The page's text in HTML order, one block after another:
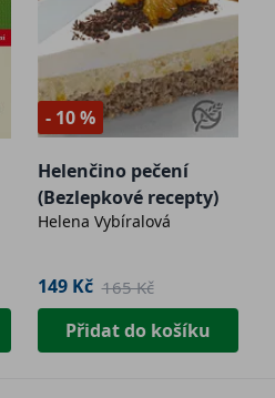
- 10 %
Helenčino pečení
(Bezlepkové recepty)
Helena Vybíralová
149 Kč 165 Kč
Přidat do košíku